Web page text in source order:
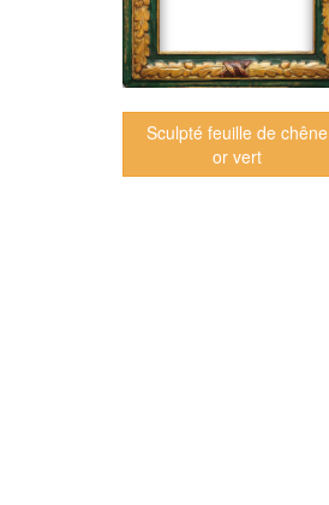
Sculpté feuille de chêne
or vert